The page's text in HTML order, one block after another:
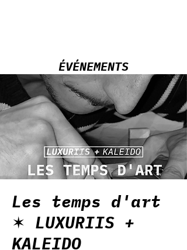
ÉVÉNEMENTS
Les temps d'art
✶ LUXURIIS +
KALEIDO